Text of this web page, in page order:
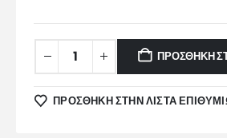
ΠΡΟΣΘΉΚΗ
ΠΡΌΣΘΉΚΗ ΣΤΗΝ ΛΊΣΤΑ